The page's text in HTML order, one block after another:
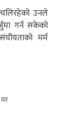
चलिरहेको उनले
गर्न सकेको
मर्म